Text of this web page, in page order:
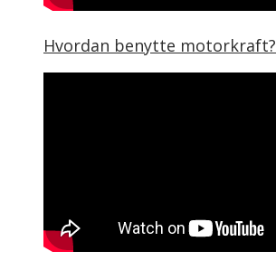
Hvordan benytte motorkraft?